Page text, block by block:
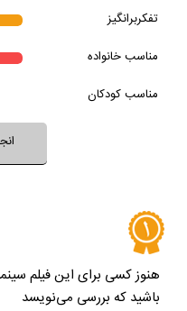
خیر بله
خیر
نظر
تفکربرانگیز
مناسب خانواده‌
مناسب کودکان
هنوز کسی برای این فیلم
باشید که بررسی می‌نویسد